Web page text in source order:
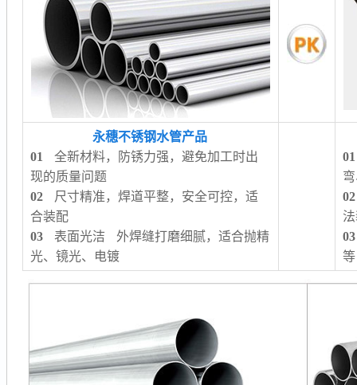
永穗不锈钢水管产品
01
全新材料，防锈力强，避免加工时出
现的质量问题
02 尺寸精准，焊道平整，安全可控，适
合装配
03 表面光洁 外焊缝打磨细腻，适合抛精
光、镜光、电镀
01
02
03